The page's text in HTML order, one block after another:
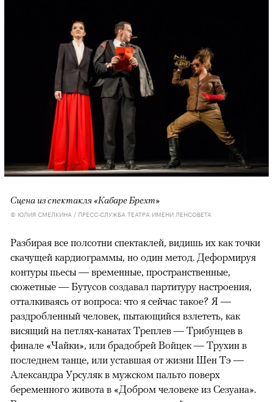
Сцена из спектакля «Кабаре Брехт»
© ЮЛИЯ СМЕЛКИНА / ПРЕСС-СЛУЖБА ТЕАТРА ИМЕНИ ЛЕНСОВЕТА
Разбирая все полсотни спектаклей, видишь их как точки
скачущей кардиограммы, но один метод. Деформируя
контуры пьесы — временные, пространственные,
сюжетные — Бутусов создавал партитуру настроения,
отталкиваясь от вопроса: что я сейчас такое? Я —
раздробленный человек, пытающийся взлететь, как
висящий на петлях-канатах Треплев — Трибунцев в
финале «Чайки», или брадобрей Войцек — Трухин в
последнем танце, или уставшая от жизни Шен Тэ —
Александра Урсуляк в мужском пальто поверх
беременного живота в «Добром человеке из Сезуана».